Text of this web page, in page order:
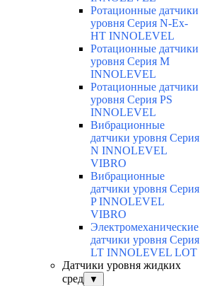
Ротационные датчики
уровня Серия N-Ex-
HT INNOLEVEL
Ротационные датчики
уровня Серия M
INNOLEVEL
Ротационные датчики
уровня Серия PS
INNOLEVEL
Вибрационные
датчики уровня Серия
N INNOLEVEL
VIBRO
Вибрационные
датчики уровня Серия
P INNOLEVEL
VIBRO
Электромеханические
датчики уровня Серия
LT INNOLEVEL LOT
Датчики уровня жидких
сред
▼